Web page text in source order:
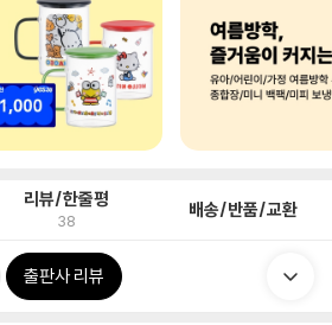
리뷰/한줄평
38 배송/반품/교환
출판사 리뷰